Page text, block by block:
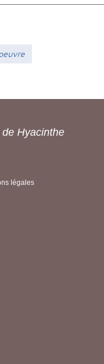
Hyacinthe
légales